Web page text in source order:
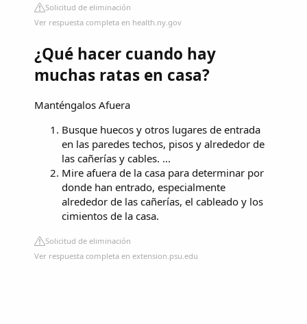
Solicitud de eliminación
Ver respuesta completa en health.ny.gov
¿Qué hacer cuando hay
muchas ratas en casa?
Manténgalos Afuera
Busque huecos y otros lugares de entrada
en las paredes techos, pisos y alrededor de
las cañerías y cables. ...
Mire afuera de la casa para determinar por
donde han entrado, especialmente
alrededor de las cañerías, el cableado y los
cimientos de la casa.
Solicitud de eliminación
Ver respuesta completa en extension.psu.edu